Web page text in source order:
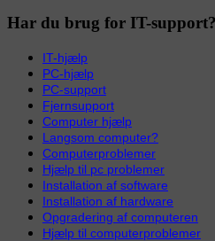
Har du brug for IT-
IT-hjælp
PC-hjælp
PC-support
Fjernsupport
Computer hjælp
Langsom computer?
Computerproblemer
Hjælp til pc problemer
Installation af software
Installation af hardware
Opgradering af computeren
Hjælp til computerproblemer